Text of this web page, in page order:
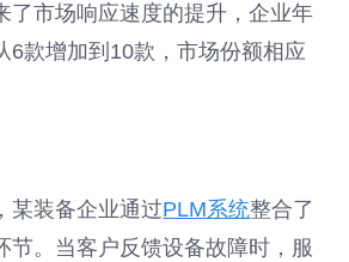
了市场响应速度的提升，企业年
6款增加到10款，市场份额相应
某装备企业通过PLM系统整合了
节。当客户反馈设备故障时，服